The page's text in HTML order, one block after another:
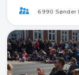
6990 Sønder